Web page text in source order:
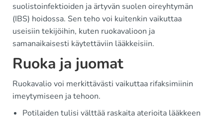
suolistoinfektioiden ja ärtyvän suolen oireyhtymän
(IBS) hoidossa. Sen teho voi kuitenkin vaikuttaa
useisiin tekijöihin, kuten ruokavalioon ja
samanaikaisesti käytettäviin lääkkeisiin.
Ruoka ja juomat
Ruokavalio voi merkittävästi vaikuttaa rifaksimiinin
imeytymiseen ja tehoon.
Potilaiden tulisi välttää raskaita aterioita lääkkeen